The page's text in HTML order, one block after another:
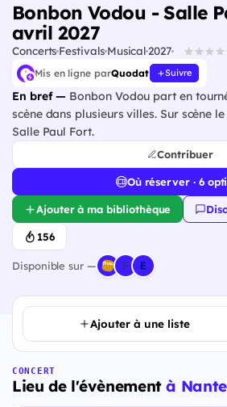
Bonbon Vodou - Salle
avril 2027
Concerts FestivalsMusical 2027
Mis en ligne parQuodat Suivre
En bref — Bonbon Vodou part en
scène dans plusieurs villes. Sur scène
Salle Paul Fort.
Contribuer
Où réserver · 6
Ajouter à ma bibliothèque
156
Disponible sur —
Ajouter à une liste
CONCERT
Lieu de l'évènementà